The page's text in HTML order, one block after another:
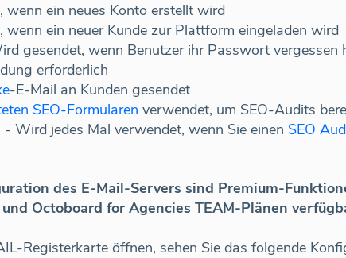
wenn ein neues Konto erstellt wird
wenn ein neuer Kunde zur Plattform eingeladen wird
gesendet, wenn Benutzer ihr Passwort vergessen
erforderlich
-E-Mail an Kunden gesendet
SEO-Formularen verwendet, um SEO-Audits
- Wird jedes Mal verwendet, wenn Sie einen SEO
des E-Mail-Servers sind Premium-
Octoboard for Agencies TEAM-Plänen
Registerkarte öffnen, sehen Sie das folgende